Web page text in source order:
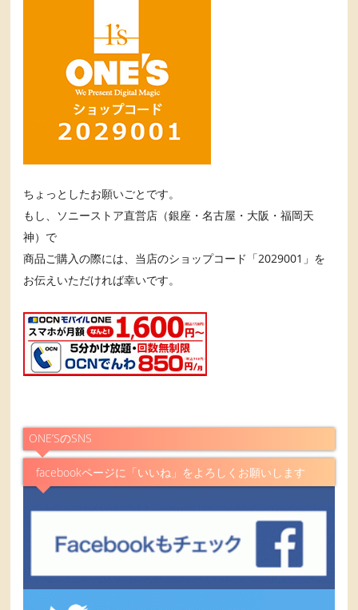
ちょっとしたお願いごとです。
もし、ソニーストア直営店（銀座・名古屋・大阪・福岡天
神）で
商品ご購入の際には、当店のショップコード「2029001」を
お伝えいただければ幸いです。
ONE’SのSNS
facebookページに「いいね」をよろしくお願いします